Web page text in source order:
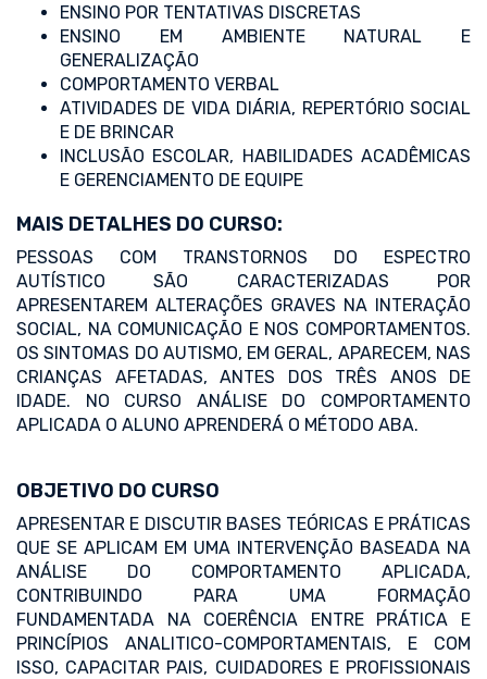
ENSINO POR TENTATIVAS DISCRETAS
ENSINO EM AMBIENTE NATURAL E
GENERALIZAÇÃO
COMPORTAMENTO VERBAL
ATIVIDADES DE VIDA DIÁRIA, REPERTÓRIO SOCIAL
E DE BRINCAR
INCLUSÃO ESCOLAR, HABILIDADES ACADÊMICAS
E GERENCIAMENTO DE EQUIPE
MAIS DETALHES DO CURSO:
PESSOAS COM TRANSTORNOS DO ESPECTRO
AUTÍSTICO SÃO CARACTERIZADAS POR
APRESENTAREM ALTERAÇÕES GRAVES NA INTERAÇÃO
SOCIAL, NA COMUNICAÇÃO E NOS COMPORTAMENTOS.
OS SINTOMAS DO AUTISMO, EM GERAL, APARECEM, NAS
CRIANÇAS AFETADAS, ANTES DOS TRÊS ANOS DE
IDADE. NO CURSO ANÁLISE DO COMPORTAMENTO
APLICADA O ALUNO APRENDERÁ O MÉTODO ABA.
OBJETIVO DO CURSO
APRESENTAR E DISCUTIR BASES TEÓRICAS E PRÁTICAS
QUE SE APLICAM EM UMA INTERVENÇÃO BASEADA NA
ANÁLISE DO COMPORTAMENTO APLICADA,
CONTRIBUINDO PARA UMA FORMAÇÃO
FUNDAMENTADA NA COERÊNCIA ENTRE PRÁTICA E
PRINCÍPIOS ANALITICO-COMPORTAMENTAIS, E COM
ISSO, CAPACITAR PAIS, CUIDADORES E PROFISSIONAIS